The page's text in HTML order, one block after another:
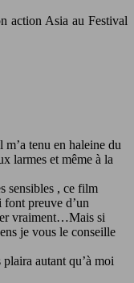
action Asia au Festival
m’a tenu en haleine du
larmes et même à la
sensibles , ce film
font preuve d’un
vraiment…Mais si
je vous le conseille
autant qu’à moi